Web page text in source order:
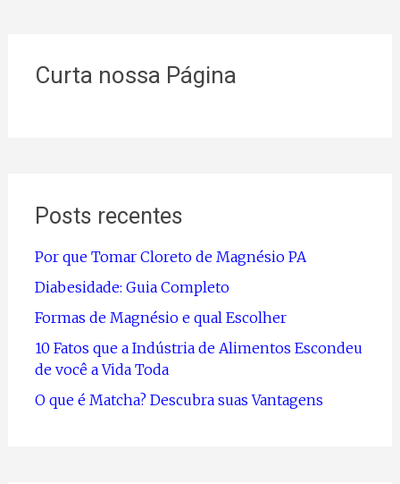
Curta nossa Página
Posts recentes
Por que Tomar Cloreto de Magnésio PA
Diabesidade: Guia Completo
Formas de Magnésio e qual Escolher
10 Fatos que a Indústria de Alimentos Escondeu
de você a Vida Toda
O que é Matcha? Descubra suas Vantagens